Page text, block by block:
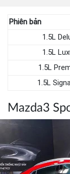
Phiên bản
1.5L
1.5L
1.5L
1.5L
Mazda3